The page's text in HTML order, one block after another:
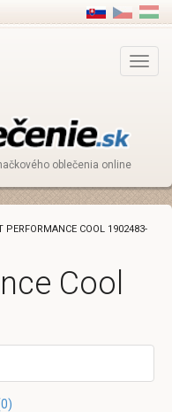
Main
Menu
oblečenia online
PERFORMANCE COOL 1902483-
Cool